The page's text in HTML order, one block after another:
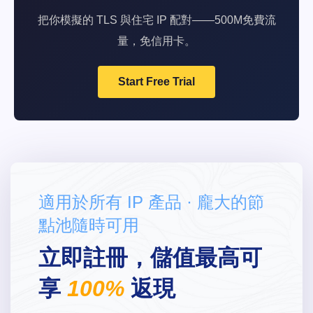
把你模擬的 TLS 與住宅 IP 配對——500M免費流
量，免信用卡。
Start Free Trial
適用於所有 IP 產品 · 龐大的節
點池隨時可用
立即註冊，儲值最高可
享 100% 返現